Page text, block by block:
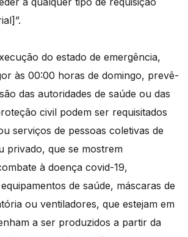
do estado de emergência,
às 00:00 horas de domingo, prevê-
das autoridades de saúde ou das
civil podem ser requisitados
serviços de pessoas coletivas de
privado, que se mostrem
à doença covid-19,
de saúde, máscaras de
ou ventiladores, que estejam em
a ser produzidos a partir da